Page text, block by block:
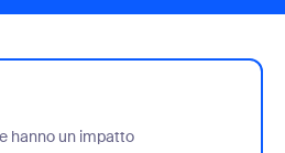
hanno un impatto
che hanno un impatto